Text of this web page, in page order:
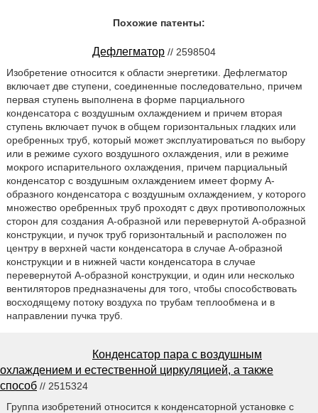
Похожие патенты:
Дефлегматор // 2598504
Изобретение относится к области энергетики. Дефлегматор
включает две ступени, соединенные последовательно, причем
первая ступень выполнена в форме парциального
конденсатора с воздушным охлаждением и причем вторая
ступень включает пучок в общем горизонтальных гладких или
оребренных труб, который может эксплуатироваться по выбору
или в режиме сухого воздушного охлаждения, или в режиме
мокрого испарительного охлаждения, причем парциальный
конденсатор с воздушным охлаждением имеет форму А-
образного конденсатора с воздушным охлаждением, у которого
множество оребренных труб проходят с двух противоположных
сторон для создания А-образной или перевернутой А-образной
конструкции, и пучок труб горизонтальный и расположен по
центру в верхней части конденсатора в случае А-образной
конструкции и в нижней части конденсатора в случае
перевернутой А-образной конструкции, и один или несколько
вентиляторов предназначены для того, чтобы способствовать
восходящему потоку воздуха по трубам теплообмена и в
направлении пучка труб.
Конденсатор пара с воздушным
охлаждением и естественной циркуляцией, а также
способ // 2515324
Группа изобретений относится к конденсаторной установке с